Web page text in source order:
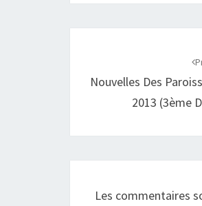
Nouvelles Des
2013 (3ème
Les commentaires